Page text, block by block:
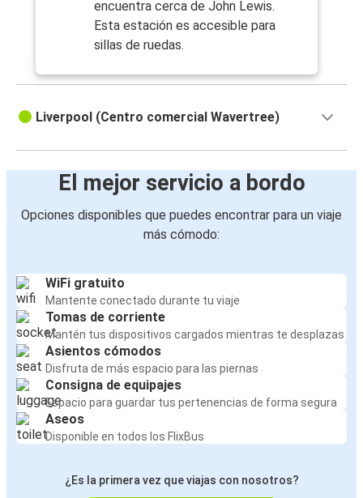
encuentra cerca de John Lewis.
Esta estación es accesible para
sillas de ruedas.
Liverpool (Centro comercial Wavertree)
El mejor servicio a bordo
Opciones disponibles que puedes encontrar para un viaje
más cómodo:
WiFi gratuito
Mantente conectado durante tu viaje
Tomas de corriente
Mantén tus dispositivos cargados mientras te desplazas
Asientos cómodos
Disfruta de más espacio para las piernas
Consigna de equipajes
Espacio para guardar tus pertenencias de forma segura
Aseos
Disponible en todos los FlixBus
¿Es la primera vez que viajas con nosotros?